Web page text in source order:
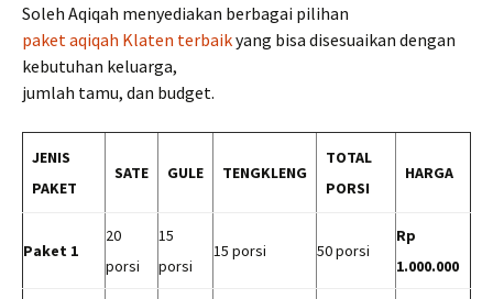
Soleh Aqiqah menyediakan berbagai pilihan
paket aqiqah Klaten terbaikyang bisa disesuaikan dengan
kebutuhan keluarga,
jumlah tamu, dan budget.
JENIS
PAKET
SATE GULE TENGKLENG
TOTAL
PORSI
HARGA
Paket 1
20
porsi
15
porsi
15 porsi 50 porsi
Rp
1.000.000